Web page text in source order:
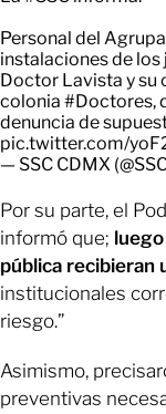
Personal del
instalaciones de los
Doctor Lavista y su
colonia #Doctores,
denuncia de
pic.twitter.com/
— SSC CDMX
Por su parte, el
informó que;
pública recibieran
institucionales
riesgo.”
Asimismo,
preventivas